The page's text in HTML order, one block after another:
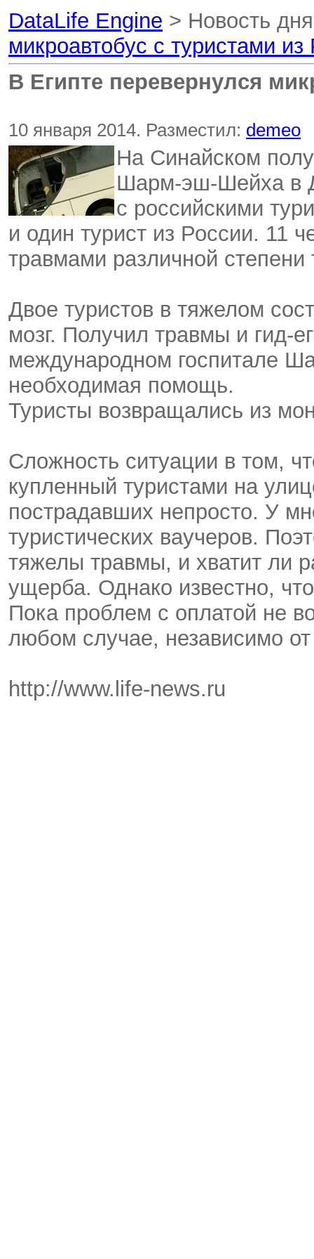
DataLife Engine > Новость
микроавтобус с туристами из
В Египте перевернулся
10 января 2014. Разместил: demeo
На Синайском
Шарм-эш-Шейха в
с российскими
и один турист из России. 11
травмами различной степени
Двое туристов в тяжелом
мозг. Получил травмы и гид-
международном госпитале
необходимая помощь.
Туристы возвращались из
Сложность ситуации в том,
купленный туристами на
пострадавших непросто. У
туристических ваучеров.
тяжелы травмы, и хватит ли
ущерба. Однако известно,
Пока проблем с оплатой не
любом случае, независимо от
http://www.life-news.ru